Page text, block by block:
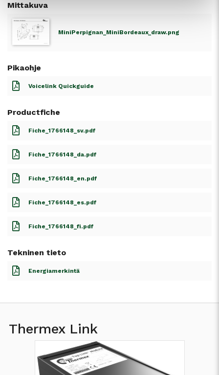
Mittakuva
MiniPerpignan_MiniBordeaux_draw.png
Pikaohje
Voicelink Quickguide
Productfiche
Fiche_1766148_sv.pdf
Fiche_1766148_da.pdf
Fiche_1766148_en.pdf
Fiche_1766148_es.pdf
Fiche_1766148_fi.pdf
Tekninen tieto
Energiamerkintä
Thermex Link